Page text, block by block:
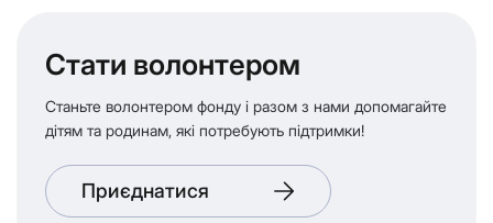
Стати волонтером
Станьте волонтером фонду і разом з нами допомагайте
дітям та родинам, які потребують підтримки!
Приєднатися